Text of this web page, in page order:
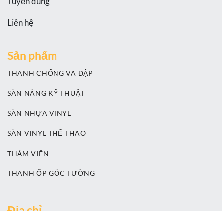
Liên hệ
Sản phẩm
THANH CHỐNG VA ĐẬP
SÀN NÂNG KỸ THUẬT
SÀN NHỰA VINYL
SÀN VINYL THỂ THAO
THẢM VIÊN
THANH ỐP GÓC TƯỜNG